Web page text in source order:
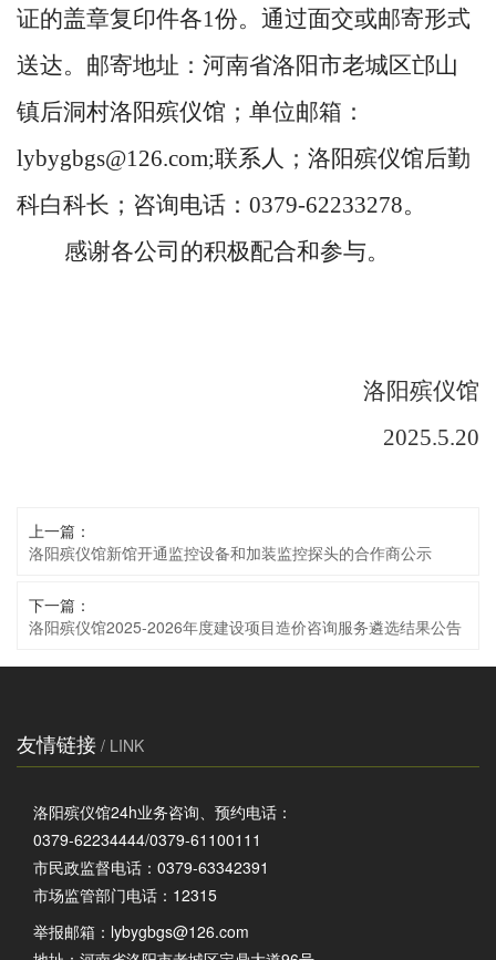
证的盖章复印件各1份。通过面交或邮寄形式
送达。邮寄地址：河南省洛阳市老城区邙山
镇后洞村洛阳殡仪馆；单位邮箱：
lybygbgs@126.com;联系人；洛阳殡仪馆后勤
科白科长；咨询电话：0379-62233278。
感谢各公司的积极配合和参与。
洛阳殡仪馆
2025.5.20
上一篇：
洛阳殡仪馆新馆开通监控设备和加装监控探头的合作商公示
下一篇：
洛阳殡仪馆2025-2026年度建设项目造价咨询服务遴选结果公告
友情链接 / LINK
洛阳殡仪馆24h业务咨询、预约电话：
0379-62234444/0379-61100111
市民政监督电话：0379-63342391
市场监管部门电话：12315
举报邮箱： lybygbgs@126.com